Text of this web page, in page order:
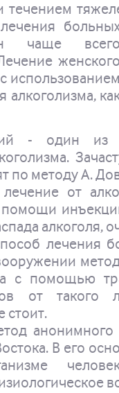
течением
чаще
алкоголизма,
- один
по методу А.
от
алкоголя,
лечения
с помощью
от такого
стоит.
анонимного
В его